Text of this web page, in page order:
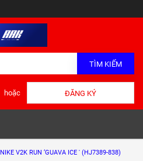
TÌM KIẾM
hoặc ĐĂNG KÝ
NIKE V2K RUN ‘GUAVA ICE ' (HJ7389-838)